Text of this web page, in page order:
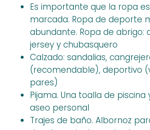
Es importante que la ropa
marcada. Ropa de deporte
abundante. Ropa de abrigo:
jersey y chubasquero
Calzado: sandalias,
(recomendable), deportivo
pares)
Pijama. Una toalla de piscina
aseo personal
Trajes de baño. Albornoz